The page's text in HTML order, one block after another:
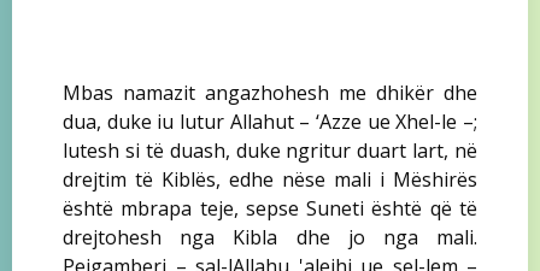
Mbas namazit angazhohesh me dhikër dhe
dua, duke iu lutur Allahut – ‘Azze ue Xhel-le –;
lutesh si të duash, duke ngritur duart lart, në
drejtim të Kiblës, edhe nëse mali i Mëshirës
është mbrapa teje, sepse Suneti është që të
drejtohesh nga Kibla dhe jo nga mali.